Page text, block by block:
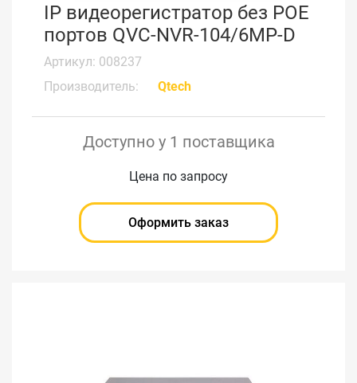
IP видеорегистратор без РОЕ
портов QVC-NVR-104/6MP-D
Артикул: 008237
Производитель:
Qtech
Доступно у 1 поставщика
Цена по запросу
Оформить заказ